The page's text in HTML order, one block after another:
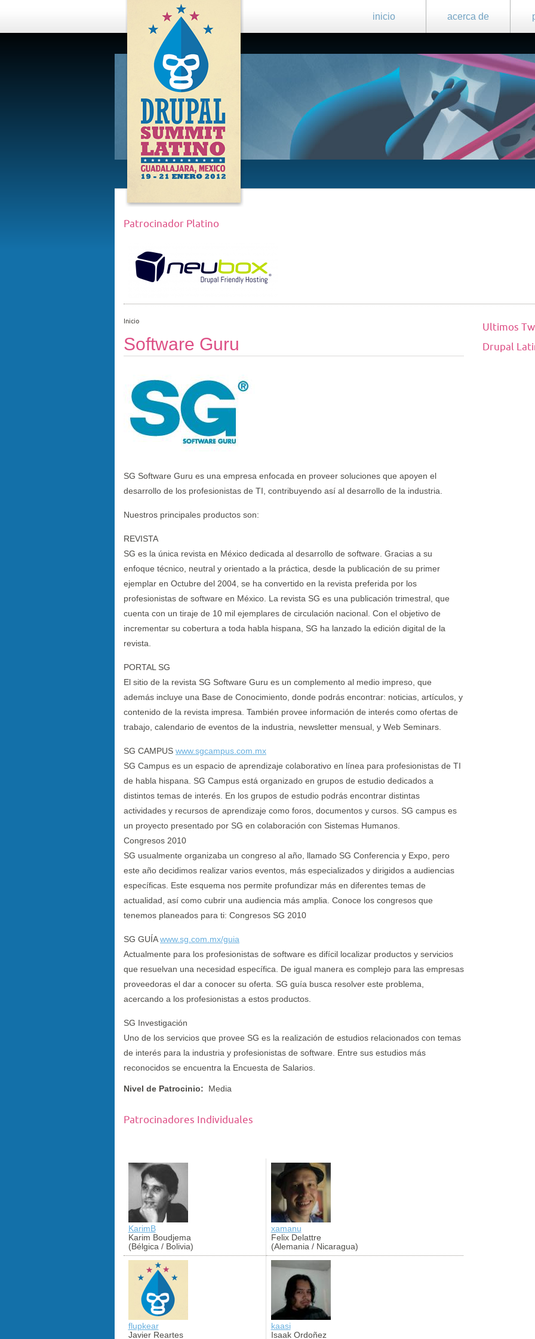
inicio acerca de
DRUPAL
SUMMIT
LATINO,
GUADALAJARA
2012
Patrocinador Platino
Inicio
Software Guru
SG Software Guru es una empresa enfocada en proveer soluciones que apoyen el
desarrollo de los profesionistas de TI, contribuyendo así al desarrollo de la industria.
Nuestros principales productos son:
REVISTA
SG es la única revista en México dedicada al desarrollo de software. Gracias a su
enfoque técnico, neutral y orientado a la práctica, desde la publicación de su primer
ejemplar en Octubre del 2004, se ha convertido en la revista preferida por los
profesionistas de software en México. La revista SG es una publicación trimestral, que
cuenta con un tiraje de 10 mil ejemplares de circulación nacional. Con el objetivo de
incrementar su cobertura a toda habla hispana, SG ha lanzado la edición digital de la
revista.
PORTAL SG
El sitio de la revista SG Software Guru es un complemento al medio impreso, que
además incluye una Base de Conocimiento, donde podrás encontrar: noticias, artículos, y
contenido de la revista impresa. También provee información de interés como ofertas de
trabajo, calendario de eventos de la industria, newsletter mensual, y Web Seminars.
SG CAMPUS www.sgcampus.com.mx
SG Campus es un espacio de aprendizaje colaborativo en línea para profesionistas de TI
de habla hispana. SG Campus está organizado en grupos de estudio dedicados a
distintos temas de interés. En los grupos de estudio podrás encontrar distintas
actividades y recursos de aprendizaje como foros, documentos y cursos. SG campus es
un proyecto presentado por SG en colaboración con Sistemas Humanos.
Congresos 2010
SG usualmente organizaba un congreso al año, llamado SG Conferencia y Expo, pero
este año decidimos realizar varios eventos, más especializados y dirigidos a audiencias
específicas. Este esquema nos permite profundizar más en diferentes temas de
actualidad, así como cubrir una audiencia más amplia. Conoce los congresos que
tenemos planeados para ti: Congresos SG 2010
SG GUÍAwww.sg.com.mx/guia
Actualmente para los profesionistas de software es difícil localizar productos y servicios
que resuelvan una necesidad específica. De igual manera es complejo para las empresas
proveedoras el dar a conocer su oferta. SG guía busca resolver este problema,
acercando a los profesionistas a estos productos.
SG Investigación
Uno de los servicios que provee SG es la realización de estudios relacionados con temas
de interés para la industria y profesionistas de software. Entre sus estudios más
reconocidos se encuentra la Encuesta de Salarios.
Nivel de Patrocinio: Media
Patrocinadores Individuales
KarimB
Karim Boudjema
(Bélgica / Bolivia)
xamanu
Felix Delattre
(Alemania / Nicaragua)
flupkear
Javier Reartes
kaasi
Isaak Ordoñez
Ultimos
Drupal